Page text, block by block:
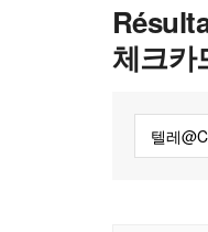
체크카